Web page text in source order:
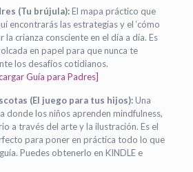
(Tu brújula):El mapa práctico que
encontrarás las estrategias y el ‘cómo
la crianza consciente en el día a día. Es
en papel para que nunca te
los desafíos cotidianos.
Guía para Padres]
(El juego para tus hijos):Una
donde los niños aprenden mindfulness,
a través del arte y la ilustración. Es el
para poner en práctica todo lo que
Puedes obtenerlo en KINDLE e